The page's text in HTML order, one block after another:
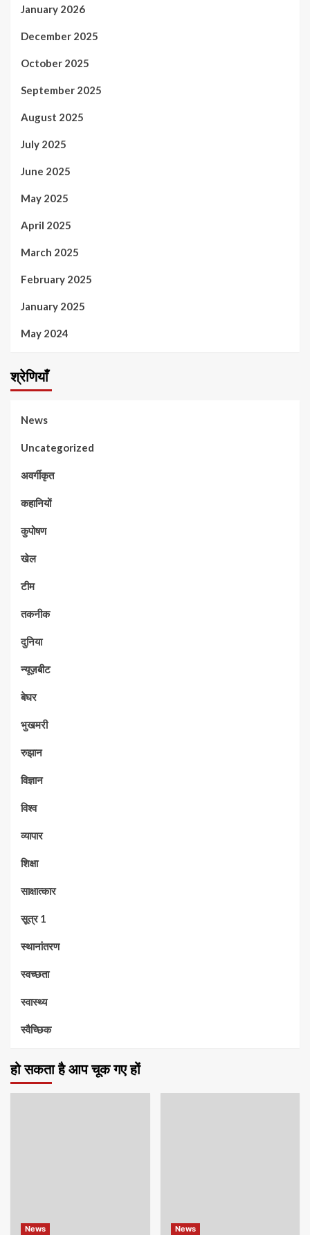
January 2026
December 2025
October 2025
September 2025
August 2025
July 2025
June 2025
May 2025
April 2025
March 2025
February 2025
January 2025
May 2024
श्रेणियाँ
News
Uncategorized
अवर्गीकृत
कहानियों
कुपोषण
खेल
टीम
तकनीक
दुनिया
न्यूज़बीट
बेघर
भुखमरी
रुझान
विज्ञान
विश्व
व्यापार
शिक्षा
साक्षात्कार
सूत्र 1
स्थानांतरण
स्वच्छता
स्वास्थ्य
स्वैच्छिक
हो सकता है आप चूक गए हों
News News